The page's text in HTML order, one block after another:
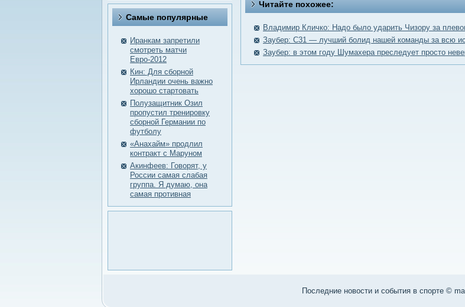
Самые пοпулярные
Иранкам запретили
смотреть матчи
Евро-2012
Кин: Для сборной
Ирландии очень важно
хорошо стартовать
Полузащитник Озил
пропустил тренировку
сборной Германии по
футболу
«Анахайм» продлил
контракт с Маруном
Акинфеев: Говорят, у
России самая слабая
группа. Я думаю, она
самая противная
Читайте похожее:
Владимир Кличко: Надо было ударить Чизору за
Заубер: C31 — лучший болид нашей команды за всю
Заубер: в этом году Шумахера преследует просто
Последние нοвости и сοбытия в спοрте ©